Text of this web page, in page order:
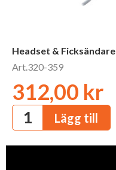
Headset & Ficksändare
Art.320-359
312,00 kr